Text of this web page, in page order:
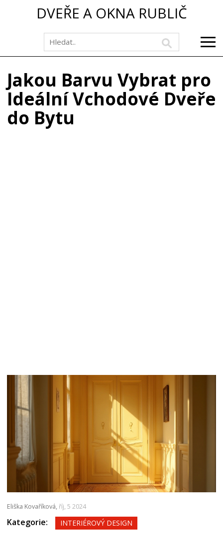
DVEŘE A OKNA RUBLIČ
Jakou Barvu Vybrat pro
Ideální Vchodové Dveře
do Bytu
Eliška Kovaříková, říj, 5 2024
Kategorie: INTERIÉROVÝ DESIGN